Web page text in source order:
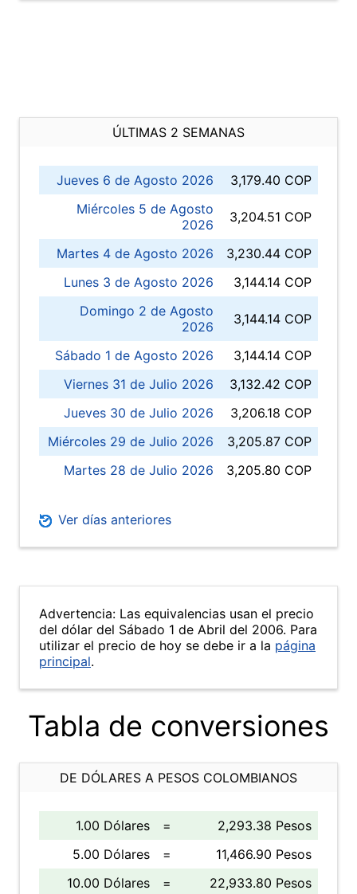
ÚLTIMAS 2 SEMANAS
Jueves 6 de Agosto 2026
3,179.40 COP
Miércoles 5 de Agosto
2026
3,204.51 COP
Martes 4 de Agosto 2026
3,230.44 COP
Lunes 3 de Agosto 2026
3,144.14 COP
Domingo 2 de Agosto
2026
3,144.14 COP
Sábado 1 de Agosto 2026
3,144.14 COP
Viernes 31 de Julio 2026
3,132.42 COP
Jueves 30 de Julio 2026
3,206.18 COP
Miércoles 29 de Julio 2026
3,205.87 COP
Martes 28 de Julio 2026
3,205.80 COP
Ver días anteriores
Advertencia: Las equivalencias usan el precio
del dólar del Sábado 1 de Abril del 2006. Para
utilizar el precio de hoy se debe ir a la página
principal.
Tabla de conversiones
DE DÓLARES A PESOS COLOMBIANOS
1.00 Dólares =
2,293.38 Pesos
5.00 Dólares
=
11,466.90 Pesos
10.00 Dólares
=
22,933.80 Pesos